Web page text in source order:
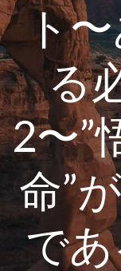
ト
る
2〜”
命”
で